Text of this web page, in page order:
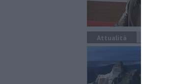
Attualità